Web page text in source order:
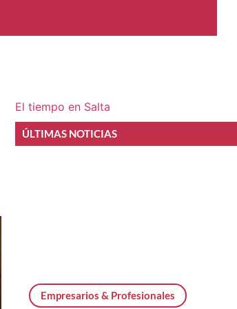
El tiempo en Salta
ÚLTIMAS NOTICIAS
Empresarios & Profesionales